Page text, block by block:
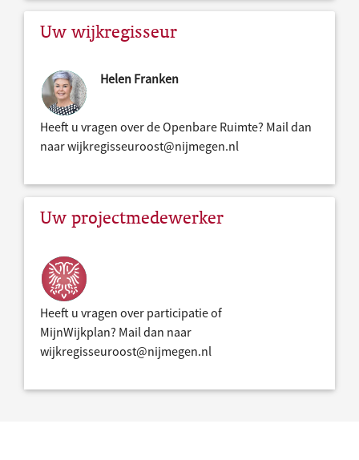
Uw wijkregisseur
Helen Franken
Heeft u vragen over de Openbare Ruimte? Mail dan
naar wijkregisseuroost@nijmegen.nl
Uw projectmedewerker
Heeft u vragen over participatie of
MijnWijkplan? Mail dan naar
wijkregisseuroost@nijmegen.nl